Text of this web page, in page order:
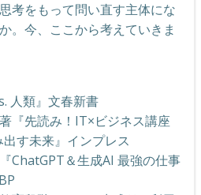
考をもって問い直す主体にな
。今、ここから考えていきま
人類』文春新書
『先読み！IT×ビジネス講座
す未来』インプレス
ChatGPT＆生成AI 最強の仕事